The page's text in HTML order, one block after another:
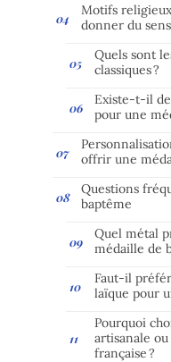
Motifs
donner du
Quels sont
classiques ?
Existe-t-il
pour une
offrir une
Questions
baptême
Quel métal
médaille de
Faut-il
laïque pour
Pourquoi
artisanale
française ?